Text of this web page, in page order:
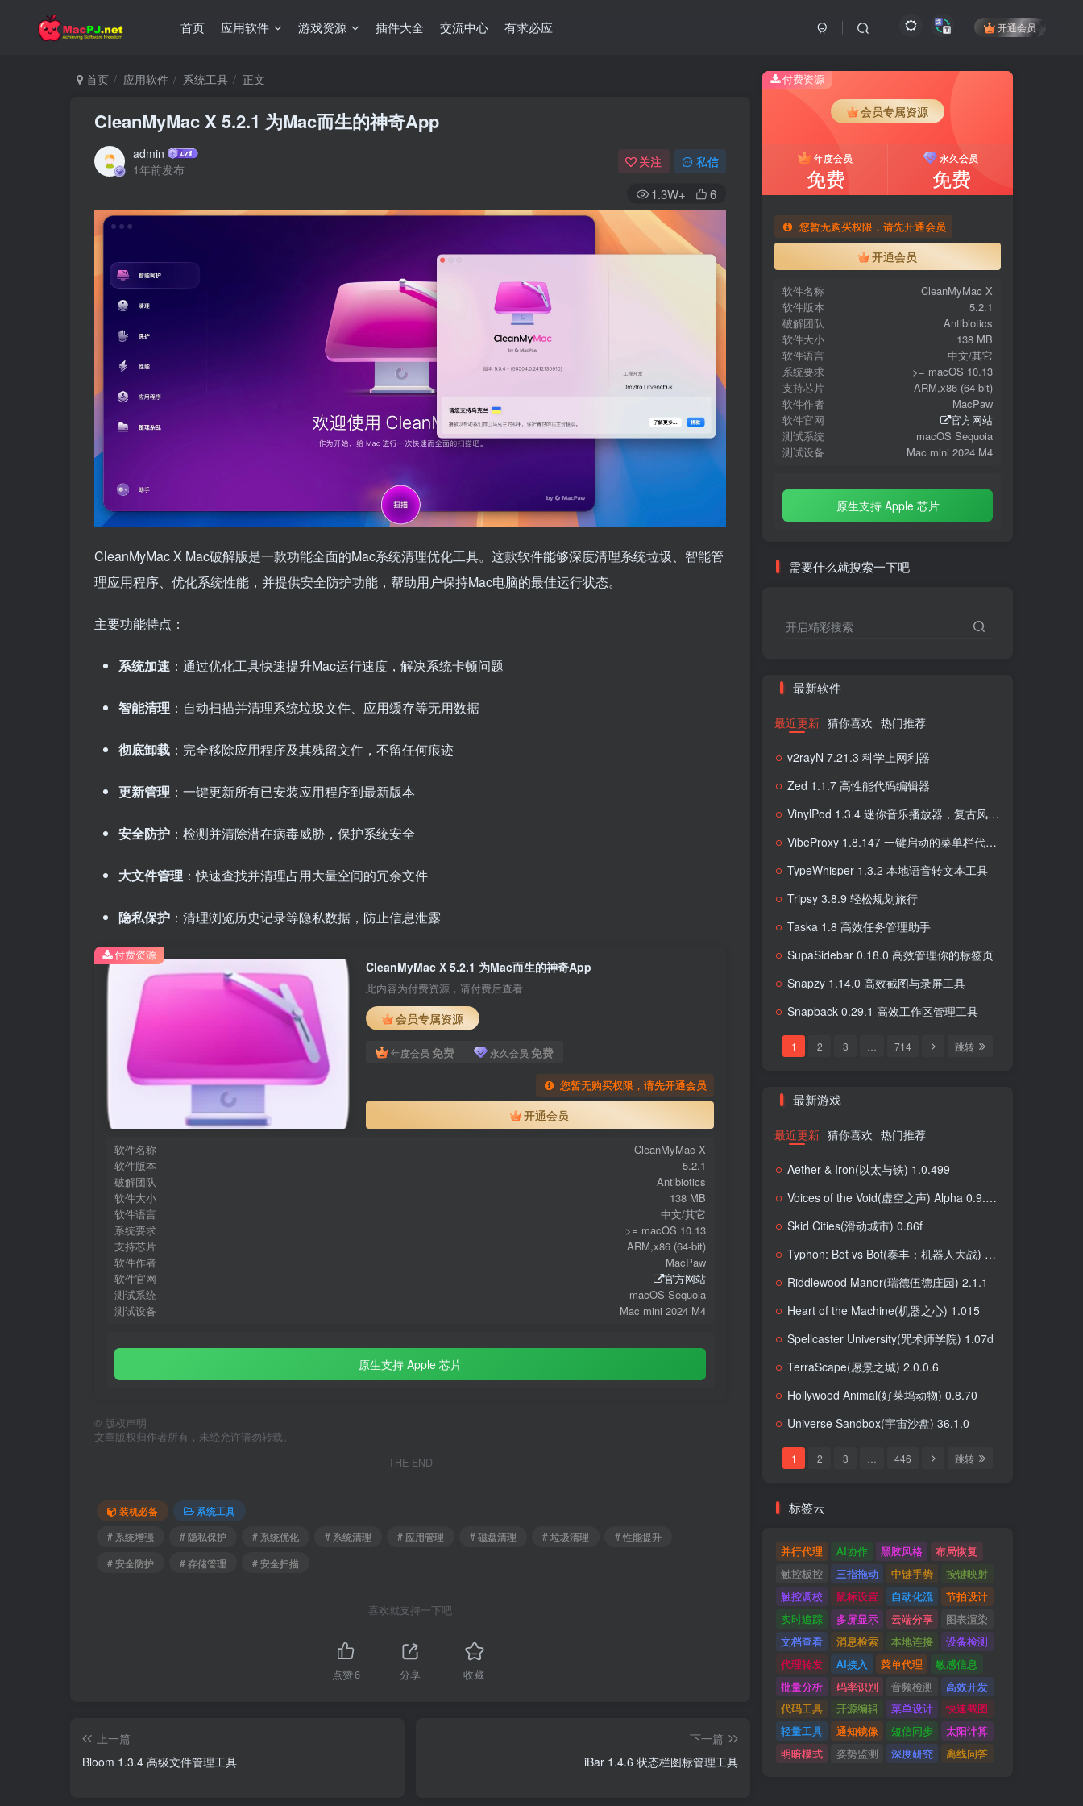
首页 应用软件 游戏资源 插件大全 交流中心 有求必应 开通会员
首页 应用软件 系统工具 正文
CleanMyMac X 5.2.1 为Mac而生的神奇App
admin
1年前发布
关注 私信
1.3W+ 6
CleanMyMac X Mac破解版是一款功能全面的Mac系统清理优化工具。这款软件能够深度清理系统垃圾、智能管
理应用程序、优化系统性能，并提供安全防护功能，帮助用户保持Mac电脑的最佳运行状态。
主要功能特点：
系统加速 ：通过优化工具快速提升Mac运行速度，解决系统卡顿问题
智能清理 ：自动扫描并清理系统垃圾文件、应用缓存等无用数据
彻底卸载 ：完全移除应用程序及其残留文件，不留任何痕迹
更新管理 ：一键更新所有已安装应用程序到最新版本
安全防护 ：检测并清除潜在病毒威胁，保护系统安全
大文件管理 ：快速查找并清理占用大量空间的冗余文件
隐私保护 ：清理浏览历史记录等隐私数据，防止信息泄露
CleanMyMac X 5.2.1 为Mac而生的神奇App
此内容为付费资源，请付费后查看
会员专属资源
年度会员 免费 永久会员 免费
您暂无购买权限，请先开通会员
开通会员
软件名称
CleanMyMac X
软件版本
5.2.1
破解团队
Antibiotics
软件大小
138 MB
软件语言
中文/其它
系统要求
>= macOS 10.13
支持芯片
ARM,x86 (64-bit)
软件作者
MacPaw
软件官网
官方网站
测试系统
macOS Sequoia
测试设备
Mac mini 2024 M4
原生支持 Apple 芯片
付费资源
© 版权声明
文章版权归作者所有，未经允许请勿转载。
THE END
装机必备
系统工具
# 系统增强
# 隐私保护 # 系统优化 # 系统清理 # 应用管理 # 磁盘清理 # 垃圾清理
# 性能提升
# 安全防护
# 存储管理 # 安全扫描
喜欢就支持一下吧
点赞6 分享 收藏
上一篇
Bloom 1.3.4 高级文件管理工具
下一篇
iBar 1.4.6 状态栏图标管理工具
付费资源
会员专属资源
年度会员
免费
永久会员
免费
您暂无购买权限，请先开通会员
开通会员
软件名称
CleanMyMac X
软件版本
5.2.1
破解团队
Antibiotics
软件大小
138 MB
软件语言
中文/其它
系统要求
>= macOS 10.13
支持芯片
ARM,x86 (64-bit)
软件作者
MacPaw
软件官网
官方网站
测试系统
macOS Sequoia
测试设备
Mac mini 2024 M4
原生支持 Apple 芯片
需要什么就搜索一下吧
开启精彩搜索
最新软件
最近更新 猜你喜欢 热门推荐
v2rayN 7.21.3 科学上网利器
Zed 1.1.7 高性能代码编辑器
VinylPod 1.3.4 迷你音乐播放器，复古风格音乐体验
VibeProxy 1.8.147 一键启动的菜单栏代理工具
TypeWhisper 1.3.2 本地语音转文本工具
Tripsy 3.8.9 轻松规划旅行
Taska 1.8 高效任务管理助手
SupaSidebar 0.18.0 高效管理你的标签页
Snapzy 1.14.0 高效截图与录屏工具
Snapback 0.29.1 高效工作区管理工具
1 2 3 … 714 跳转
最新游戏
最近更新 猜你喜欢 热门推荐
Aether & Iron(以太与铁) 1.0.499
Voices of the Void(虚空之声) Alpha 0.9.0l Stable
Skid Cities(滑动城市) 0.86f
Typhon: Bot vs Bot(泰丰：机器人大战) 0.2.2
Riddlewood Manor(瑞德伍德庄园) 2.1.1
Heart of the Machine(机器之心) 1.015
Spellcaster University(咒术师学院) 1.07d
TerraScape(愿景之城) 2.0.0.6
Hollywood Animal(好莱坞动物) 0.8.70
Universe Sandbox(宇宙沙盘) 36.1.0
1 2 3 … 446 跳转
标签云
并行代理 AI协作 黑胶风格
布局恢复
触控板控
三指拖动 中键手势
按键映射
触控调校
鼠标设置 自动化流
节拍设计
实时追踪
多屏显示 云端分享
图表渲染
文档查看
消息检索 本地连接
设备检测
代理转发
AI接入 菜单代理
敏感信息
批量分析
码率识别 音频检测
高效开发
代码工具
开源编辑 菜单设计
快速截图
轻量工具
通知镜像 短信同步
太阳计算
明暗模式
姿势监测 深度研究 离线问答